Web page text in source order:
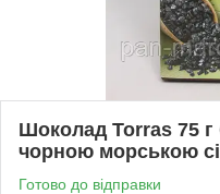
Шоколад Torras 75 г
чорною морською
Готово до відправки